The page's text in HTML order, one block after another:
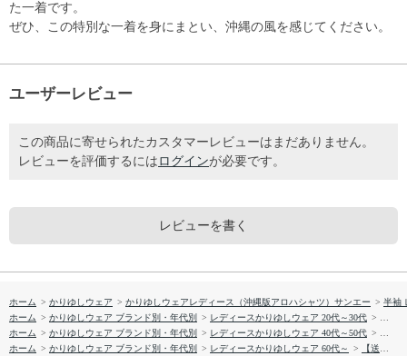
た一着です。
ぜひ、この特別な一着を身にまとい、沖縄の風を感じてください。
ユーザーレビュー
この商品に寄せられたカスタマーレビューはまだありません。
レビューを評価するには ログインが必要です。
レビューを書く
ホーム > かりゆしウェア > かりゆしウェアレディース（沖縄版アロハシャツ）サンエー > 半袖
ホーム > かりゆしウェア ブランド別・年代別 > レディースかりゆしウェア 20代～30代
ホーム > かりゆしウェア ブランド別・年代別 > レディースかりゆしウェア 40代～50代
ホーム > かりゆしウェア ブランド別・年代別 > レディースかりゆしウェア 60代～ > 【送料無料】デイゴ柄 かりゆしウェア P-SAEM1128 L